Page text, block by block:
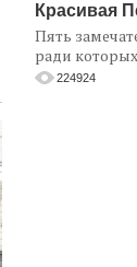
Красивая
Пять
ради
224924